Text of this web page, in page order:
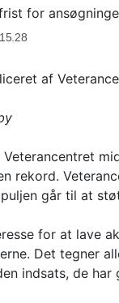
for
af
rekord.
går til at
for at lave
Det tegner
indsats, de